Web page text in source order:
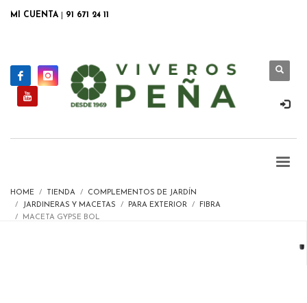
MI CUENTA 91 671 24 11
HOME TIENDA
COMPLEMENTOS DE JARDÍN
JARDINERAS Y MACETAS
PARA EXTERIOR
FIBRA
MACETA GYPSE BOL